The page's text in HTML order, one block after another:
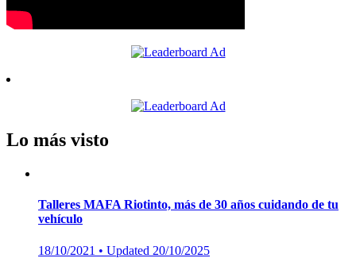
Lo más visto
Talleres MAFA Riotinto, más de 30 años cuidando de tu
vehículo
Posted
18/10/2021 • Updated 20/10/2025